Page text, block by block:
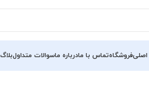
فروشگاهتماس با مادرباره ماسوالات متداولبلاگ